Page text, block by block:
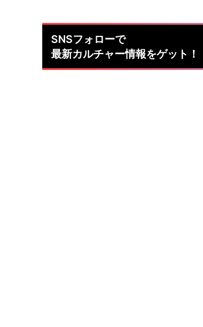
SNSフォローで
最新カルチャー情報をゲット！